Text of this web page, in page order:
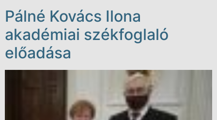
Pálné Kovács Ilona
akadémiai székfoglaló
előadása